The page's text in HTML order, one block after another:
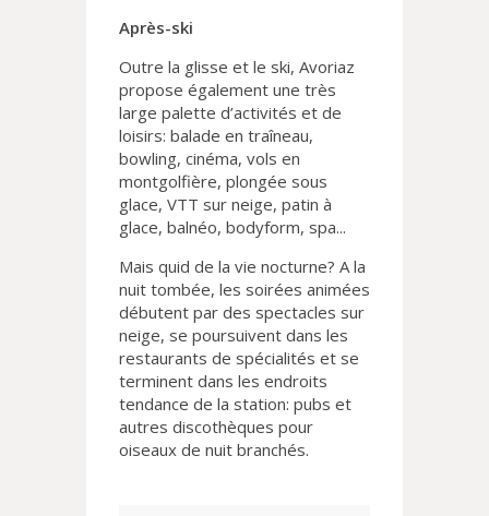
Après-ski
Outre la glisse et le ski, Avoriaz
propose également une très
large palette d’activités et de
loisirs: balade en traîneau,
bowling, cinéma, vols en
montgolfière, plongée sous
glace, VTT sur neige, patin à
glace, balnéo, bodyform, spa...
Mais quid de la vie nocturne? A la
nuit tombée, les soirées animées
débutent par des spectacles sur
neige, se poursuivent dans les
restaurants de spécialités et se
terminent dans les endroits
tendance de la station: pubs et
autres discothèques pour
oiseaux de nuit branchés.